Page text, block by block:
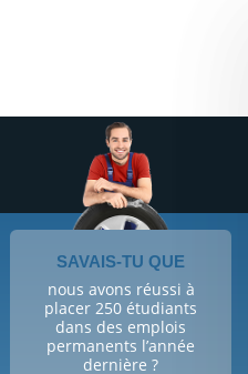
SAVAIS-TU QUE
nous avons réussi à
placer 250 étudiants
dans des emplois
permanents l’année
dernière ?